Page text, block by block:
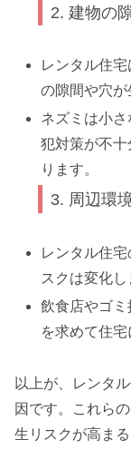
2. 建物の
レンタル住
の隙間や穴が
ネズミは小
犯対策が不十
ります。
3. 周辺環
レンタル住
スクは変化し
飲食店やゴ
を求めて住宅
以上が、レンタ
因です。これら
生リスクが高ま